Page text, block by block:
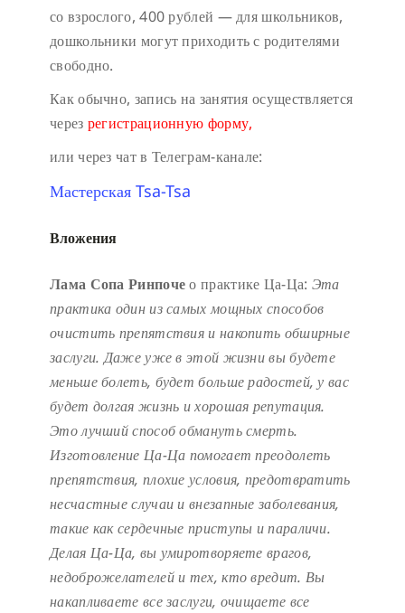
со взрослого, 400 рублей — для школьников,
дошкольники могут приходить с родителями
свободно.
Как обычно, запись на занятия осуществляется
через регистрационную форму,
или через чат в Телеграм-канале:
Мастерская Tsa-Tsa
Вложения
Лама Сопа Ринпочео практике Ца-Ца: Эта
практика один из самых мощных способов
очистить препятствия и накопить обширные
заслуги. Даже уже в этой жизни вы будете
меньше болеть, будет больше радостей, у вас
будет долгая жизнь и хорошая репутация.
Это лучший способ обмануть смерть.
Изготовление Ца-Ца помогает преодолеть
препятствия, плохие условия, предотвратить
несчастные случаи и внезапные заболевания,
такие как сердечные приступы и параличи.
Делая Ца-Ца, вы умиротворяете врагов,
недоброжелателей и тех, кто вредит. Вы
накапливаете все заслуги, очищаете все